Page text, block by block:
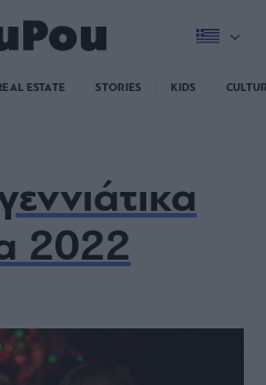
ESTATE STORIES KIDS
2022